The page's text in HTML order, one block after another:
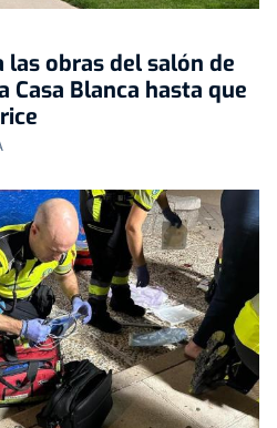
obras del salón de
Casa Blanca hasta que